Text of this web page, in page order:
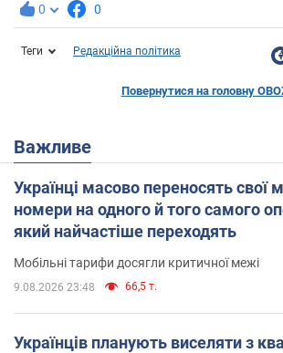
0 0
Теги Редакційна політика
Повернутися на головну
Важливе
Українці масово переносять свої
номери на одного й того самого
який найчастіше переходять
Мобільні тарифи досягли критичної межі
9.08.2026 23:48 66,5 т.
Українців планують виселяти з